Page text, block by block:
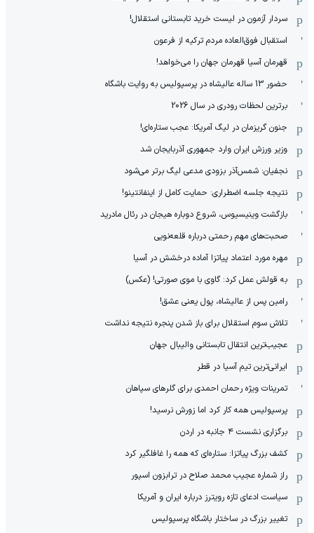
سردار آزمون در لیست خرید تابستانی استقلال!
استقبال فوق‌‌العاده مردم ترکیه از فرعون
قهرمان آسیا قهرمان جهان را می‌خواهد!
حضور 13 ساله عالیشاه در پرسپولیس به روایت باشگاه
برترین لحظات رودری در سال 2026
جنون گریزمان در لیگ آمریکا: عجب ستاره‌ای!
وزیر ورزش ایران وارد جمهوری آذربایجان شد
نجفیان: شمس‌آذر بزودی مدعی لیگ برتر می‌شود
نتیجه جلسه اضطراری: حمایت کامل از اینفانتینو!
بازگشت وینیسیوس، شروع دوباره هیجان در رئال مادرید
صحبت‌های مهم رحمتی درباره قلعه‌نویی
مهره مورد اعتماد پیاتزا آماده درخشش در آسیا
به قولش عمل کرد: گاوی با موی صورتی! (عکس)
رامین پس از عالیشاه، پول یعنی عشق!
تلاش سوم استقلال برای باز شدن پنجره نتیجه نداشت
عجیب‌ترین انتقال تابستانی والیبال جهان
ایرانی‌ترین تیم آسیا در قطر
تمرینات ویژه رحمان احمدی برای گلرهای سپاهان
پرسپولیس همه کار کرد اما زورش نرسید!
برگزاری نشست ۴ جانبه در اردن
کشف بزرگ پیاتزا: ستاره‌ای که همه را غافلگیر کرد
راز شماره عجیب محمد صلاح در ترابزون اسپور
سیاست ادعای تازه رویترز درباره ایران و آمریکا
تغییر بزرگ در ساختار باشگاه پرسپولیس